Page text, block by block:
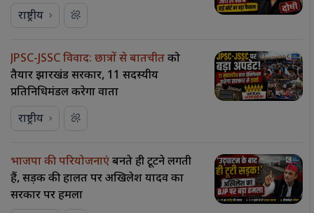
राष्ट्रीय
JPSC-JSSC विवाद: छात्रों से बातचीतको
तैयार झारखंड सरकार, 11 सदस्यीय
प्रतिनिधिमंडल करेगा वार्ता
राष्ट्रीय
भाजपा की परियोजनाएंबनते ही टूटने लगती
हैं, सड़क की हालत पर अखिलेश यादव का
सरकार पर हमला